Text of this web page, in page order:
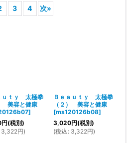
3 4 次»
ｕｔｙ 太極拳
美容と健康
]
円(税別)
3,322円)
Ｂｅａｕｔｙ 太極拳
（２） 美容と健康
[ms120126b08]
3,020円(税別)
(税込 : 3,322円)